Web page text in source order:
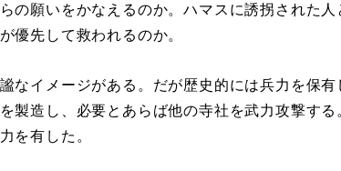
の願いをかなえるのか。ハマスに誘拐された人
優先して救われるのか。
なイメージがある。だが歴史的には兵力を保有
製造し、必要とあらば他の寺社を武力攻撃する
を有した。